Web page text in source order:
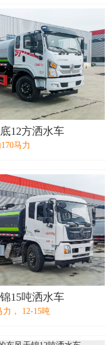
12方洒水车
马力
15吨洒水车
力， 12-15吨